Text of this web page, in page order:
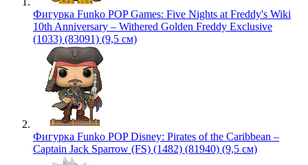
Фигурка Funko POP Games: Five Nights at Freddy's Wiki
10th Anniversary – Withered Golden Freddy Exclusive
(1033) (83091) (9,5 см)
Фигурка Funko POP Disney: Pirates of the Caribbean –
Captain Jack Sparrow (FS) (1482) (81940) (9,5 см)